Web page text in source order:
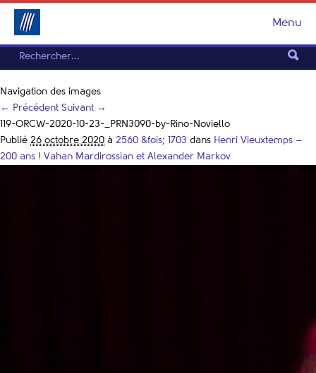
Menu
Navigation des images
← Précédent Suivant →
119-ORCW-2020-10-23-_PRN3090-by-Rino-Noviello
Publié 26 octobre 2020 à 2560 &fois; 1703 dans Henri Vieuxtemps –
200 ans ! Vahan Mardirossian et Alexander Markov